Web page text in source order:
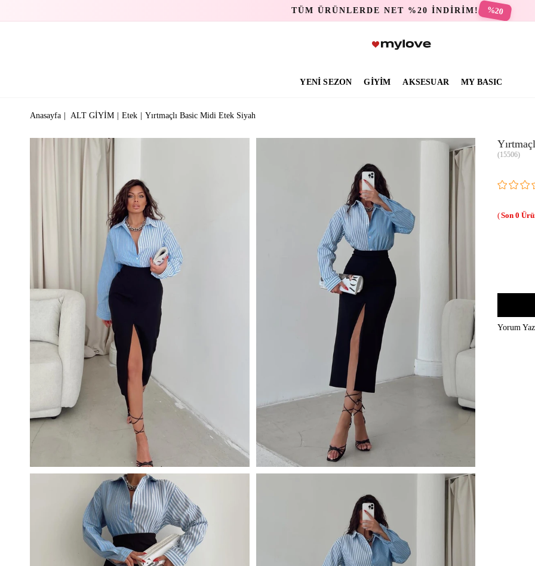
TÜM ÜRÜNLERDE NET %20 İNDİRİM! %20
YENİ SEZON GİYİM AKSESUAR MY BASIC
Anasayfa ALT GİYİM Etek Yırtmaçlı Basic Midi Etek Siyah
(15506)
0
Yorum Yaz